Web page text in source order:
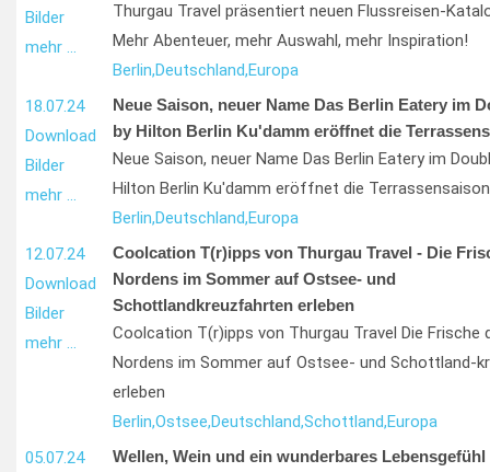
Bilder
mehr …
Thurgau Travel präsentiert neuen Flussreisen-
Mehr Abenteuer, mehr Auswahl, mehr Inspiration!
Berlin,Deutschland,Europa
18.07.24
Download
Bilder
mehr …
Neue Saison, neuer Name Das Berlin Eatery im
by Hilton Berlin Ku'damm eröffnet die
Neue Saison, neuer Name Das Berlin Eatery im
Hilton Berlin Ku'damm eröffnet die Terrassensaison
Berlin,Deutschland,Europa
12.07.24
Download
Bilder
mehr …
Coolcation T(r)ipps von Thurgau Travel - Die
Nordens im Sommer auf Ostsee- und
Schottlandkreuzfahrten erleben
Coolcation T(r)ipps von Thurgau Travel Die Frische
Nordens im Sommer auf Ostsee- und Schottland-
erleben
Berlin,Ostsee,Deutschland,Schottland,Europa
05.07.24
Wellen, Wein und ein wunderbares Lebensgefühl